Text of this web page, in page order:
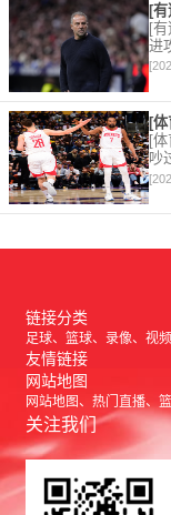
[有
进
藏
[体
吵
欢
育
链接分类
足球 篮球 录像 视
友情链接
网站地图
网站地图 热门直播
关注我们